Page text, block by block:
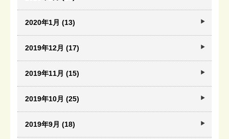
2020年1月 (13)
2019年12月 (17)
2019年11月 (15)
2019年10月 (25)
2019年9月 (18)